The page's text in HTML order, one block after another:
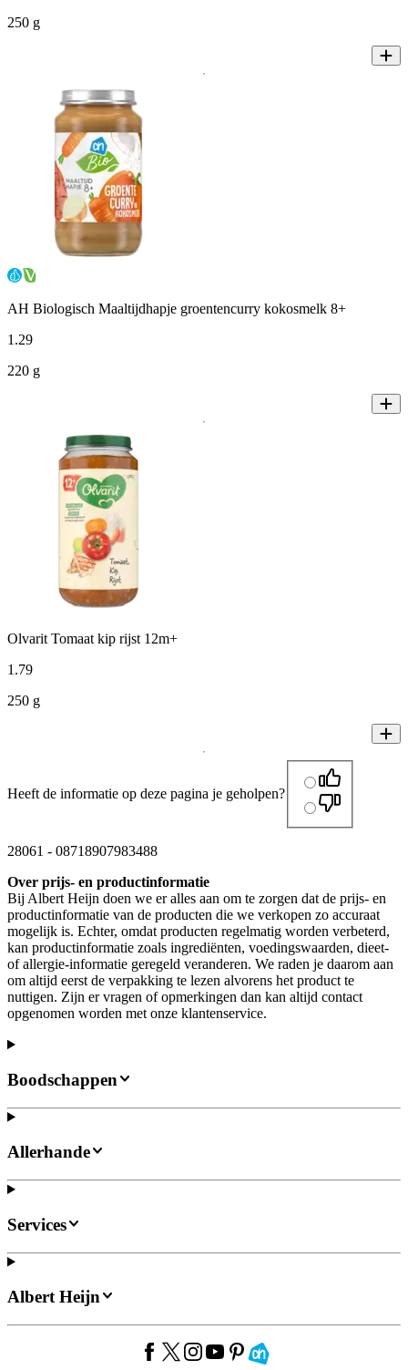
250 g
AH Biologisch Maaltijdhapje groentencurry kokosmelk 8+
1 .29
220 g
Olvarit Tomaat kip rijst 12m+
1 .79
250 g
Heeft de informatie op deze pagina je geholpen?
28061 - 08718907983488
Over prijs- en productinformatie
Bij Albert Heijn doen we er alles aan om te zorgen dat de prijs- en
productinformatie van de producten die we verkopen zo accuraat
mogelijk is. Echter, omdat producten regelmatig worden verbeterd,
kan productinformatie zoals ingrediënten, voedingswaarden, dieet-
of allergie-informatie geregeld veranderen. We raden je daarom aan
om altijd eerst de verpakking te lezen alvorens het product te
nuttigen. Zijn er vragen of opmerkingen dan kan altijd contact
opgenomen worden met onze klantenservice.
Boodschappen
Allerhande
Services
Albert Heijn